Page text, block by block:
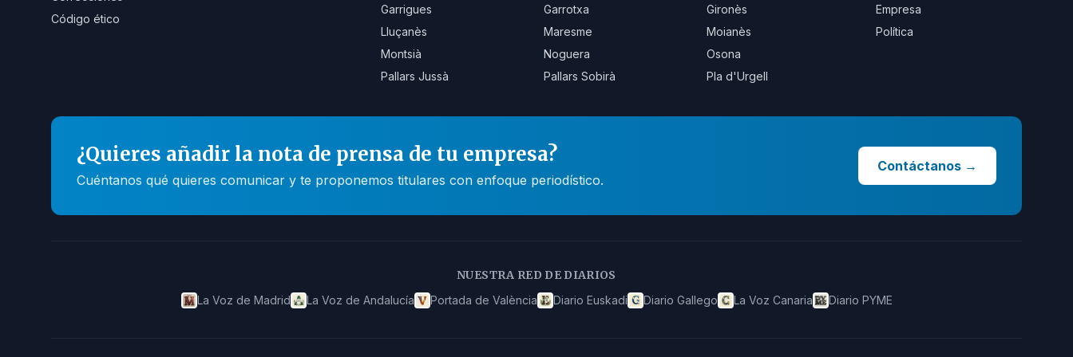
Código ético
Garrigues
Garrotxa
Gironès
Lluçanès
Maresme
Moianès
Montsià
Noguera
Osona
Pallars Jussà
Pallars Sobirà Pla d'Urgell
Empresa
Política
¿Quieres añadir la nota de prensa de tu empresa?
Cuéntanos qué quieres comunicar y te proponemos titulares con enfoque periodístico.
Contáctanos →
NUESTRA RED DE DIARIOS
La Voz de Madrid La Voz de Andalucía Portada de València Diario Euskadi Diario Gallego La Voz Canaria Diario PYME